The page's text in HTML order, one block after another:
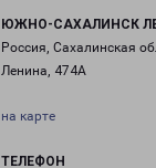
ЮЖНО-САХАЛИНСК
Россия, Сахалинская
Ленина, 474А
на карте
ТЕЛЕФОН